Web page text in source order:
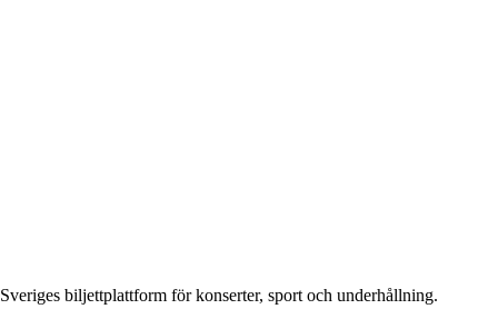
Sveriges biljettplattform för konserter, sport och underhållning.